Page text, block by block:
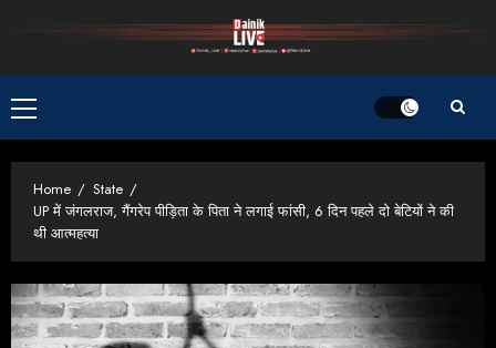
Primary
Menu
Home
State
UP में जंगलराज, गैंगरेप पीड़िता के पिता ने लगाई फांसी, 6 दिन पहले दो बेटियों ने की
थी आत्महत्या